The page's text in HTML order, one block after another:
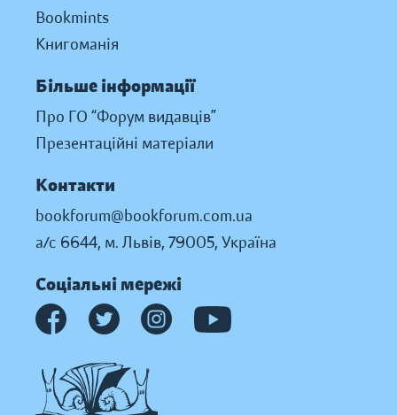
Bookmints
Книгоманія
Більше інформації
Про ГО “Форум видавців”
Презентаційні матеріали
Контакти
bookforum@bookforum.com.ua
а/с 6644, м. Львів, 79005, Україна
Соціальні мережі